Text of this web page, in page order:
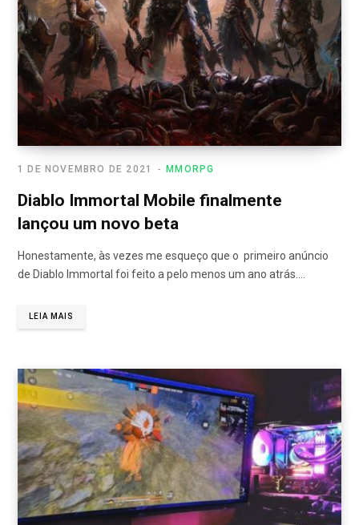
MMORPG
1 DE NOVEMBRO DE 2021
Diablo Immortal Mobile finalmente
lançou um novo beta
Honestamente, às vezes me esqueço que o primeiro anúncio
de Diablo Immortal foi feito a pelo menos um ano atrás.…
LEIA MAIS